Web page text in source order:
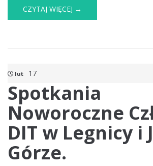
CZYTAJ WIĘCEJ →
lut 17
Spotkania
Noworoczne
DIT w Legnicy i
Górze.